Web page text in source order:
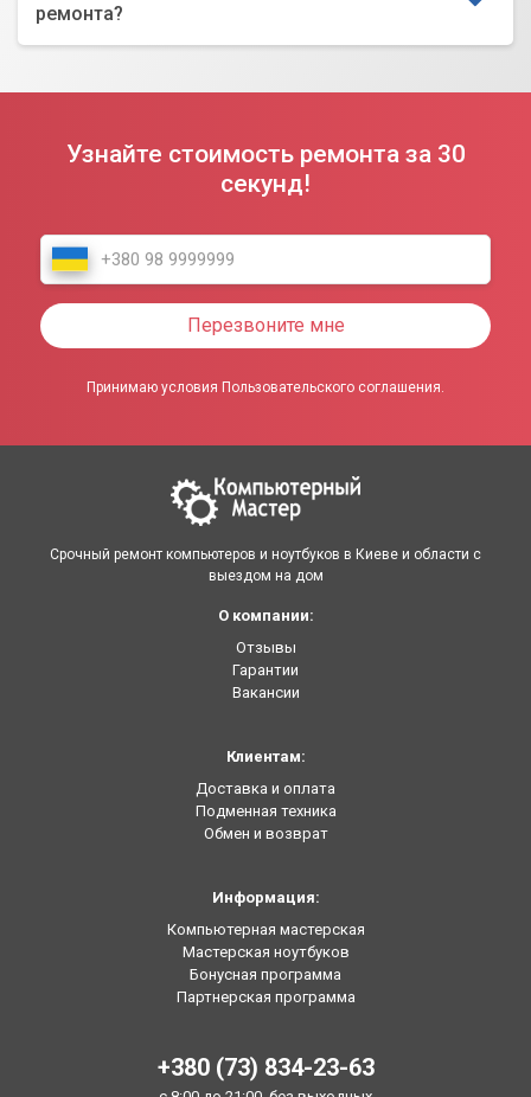
ремонта?
Узнайте стоимость ремонта за 30
секунд!
Перезвоните мне
Принимаю условия Пользовательского соглашения.
Срочный ремонт компьютеров и ноутбуков в Киеве и области с
выездом на дом
О компании:
Отзывы
Гарантии
Вакансии
Клиентам:
Доставка и оплата
Подменная техника
Обмен и возврат
Информация:
Компьютерная мастерская
Мастерская ноутбуков
Бонусная программа
Партнерская программа
+380 (73) 834-23-63